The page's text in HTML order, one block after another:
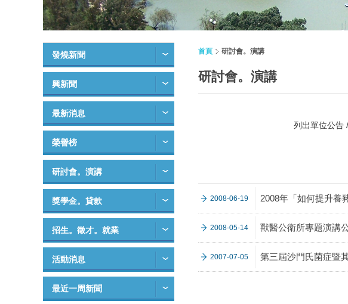
發燒新聞
興新聞
最新消息
榮譽榜
研討會。演講
獎學金。貸款
招生。徵才。就業
活動消息
最近一周新聞
首頁 研討會。演講
研討會。演講
列出單位公告 /
2008-06-19 2008年「如何提升養
2008-05-14 獸醫公衛所專題演講
2007-07-05 第三屆沙門氏菌症暨